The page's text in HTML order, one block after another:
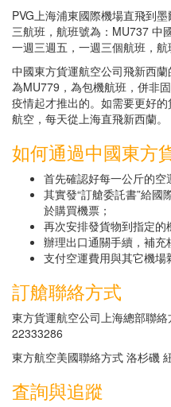
PVG上海浦東國際機場直飛到
三航班，航班號為：MU737 中
一週三週五，一週三個航班，
中國東方貨運航空公司飛新西
為MU779，為包機航班，併非
疫情起才推出的。如需要更好
航空，每天從上海直飛新西蘭。
如何通過中國東方
首先確認好每一公斤的空
其實發“訂艙委託書”給
於購買機票；
再次安排發貨物到指定的
辦理出口通關手續，補充
支付空運費用與其它機場
訂艙聯絡方式
東方貨運航空公司上海總部聯
22333286
東方航空美國聯絡方式 洛杉磯
査詢與追蹤